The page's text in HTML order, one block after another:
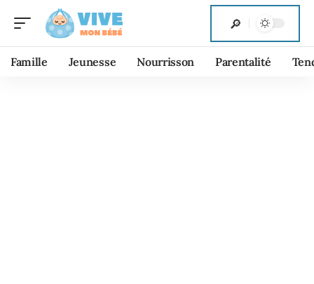
Famille Jeunesse Nourrisson Parentalité